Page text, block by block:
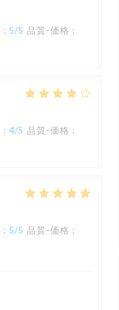
: 5/5 品質-価格 :
: 4/5 品質-価格 :
: 5/5 品質-価格 :